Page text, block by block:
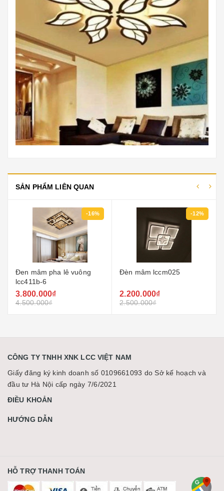
SẢN PHẨM LIÊN QUAN
-12%
Đèn mâm lccm025
2.200.000₫
2.500.000₫
-27%
Đèn mâm lccm089
2.200.000₫
3.000.000₫
CÔNG TY TNHH XNK LCC VIỆT NAM
Giấy đăng ký kinh doanh số 0109661093 do Sở kế hoạch và
đầu tư Hà Nội cấp ngày 7/6/2021
ĐIỀU KHOẢN
HƯỚNG DẪN
HỖ TRỢ THANH TOÁN